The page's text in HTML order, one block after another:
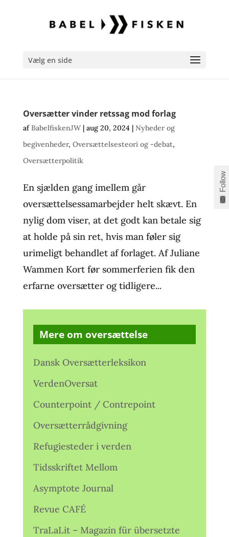
Vælg en side
Oversætter vinder retssag mod forlag
afBabelfiskenJW| aug 20, 2024 | Nyheder og
begivenheder, Oversættelsesteori og -debat,
Oversætterpolitik
En sjælden gang imellem går
oversættelsessamarbejder helt skævt. En
nylig dom viser, at det godt kan betale sig
at holde på sin ret, hvis man føler sig
urimeligt behandlet af forlaget. Af Juliane
Wammen Kort før sommerferien fik den
erfarne oversætter og tidligere...
Mere om oversættelse
Dansk Oversætterleksikon
VerdenOversat
Counterpoint / Contrepoint
Oversætterrådgivning
Refugiesteder i verden
Tidsskriftet Mellom
Asymptote Journal
Revue CAFÉ
TraLaLit – Magazin für übersetzte
Follow